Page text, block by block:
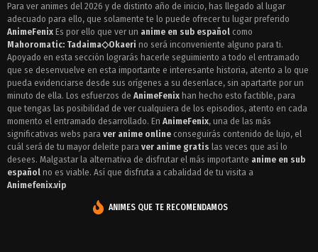
Para ver animes del 2026 y de distinto año de inicio, has llegado al lugar
adecuado para ello, que solamente te lo puede ofrecer tu lugar preferido
AnimeFenix Es por ello que ver un anime en sub español como
Mahoromatic: Tadaima◇Okaeri no será inconveniente alguno para ti.
Apoyado en esta sección lograrás hacerle seguimiento a todo el entramado
que se desenvuelve en esta importante e interesante historia, atento a lo que
pueda evidenciarse desde sus orígenes a su desenlace, sin apartarte por un
minuto de ella. Los esfuerzos de AnimeFenix han hecho esto factible, para
que tengas las posibilidad de ver cualquiera de los episodios, atento en cada
momento el entramado desarrollado. En AnimeFenix, una de las más
significativas webs para ver anime online conseguirás contenido de lujo, el
cuál será de tu mayor deleite para ver anime gratis las veces que así lo
desees. Malgastar la alternativa de disfrutar el más importante anime en sub
español no es viable. Así que disfruta a cabalidad de tu visita a
Animefenix.vip
ANIMES QUE TE RECOMENDAMOS